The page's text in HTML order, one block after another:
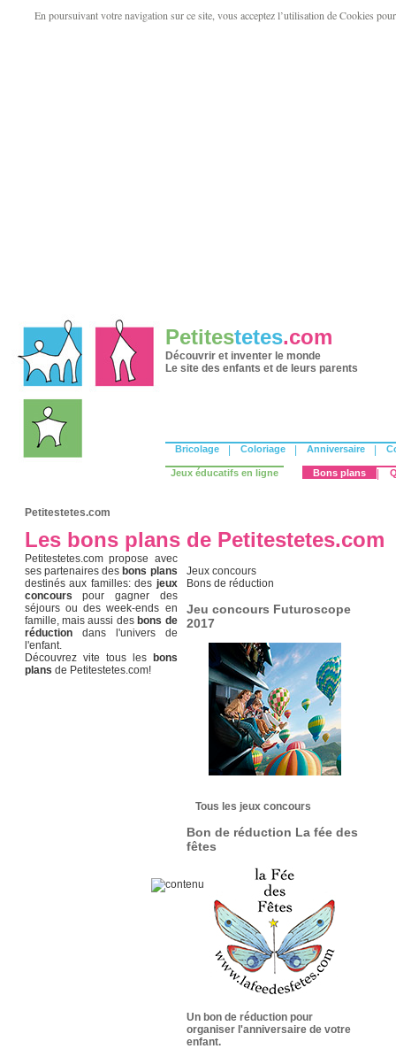
En poursuivant votre navigation sur ce site, vous acceptez l’utilisation de Cookies
Petitestetes.com
Découvrir et inventer le monde
Le site des enfants et de leurs parents
Bricolage Coloriage Anniversaire
Jeux éducatifs en ligne Bons plans
Petitestetes.com
Les bons plans de Petitestetes.com
Petitestetes.com propose avec
ses partenaires des bons plans
destinés aux familles: des jeux
concours pour gagner des
séjours ou des week-ends en
famille, mais aussi des bons de
réductiondans l'univers de
l'enfant.
Découvrez vite tous les
bons
plans de Petitestetes.com!
Jeux concours
Bons de réduction
Jeu concours Futuroscope
2017
Tous les jeux concours
Bon de réduction La fée des
fêtes
Un bon de réduction pour
organiser l'anniversaire de votre
enfant.